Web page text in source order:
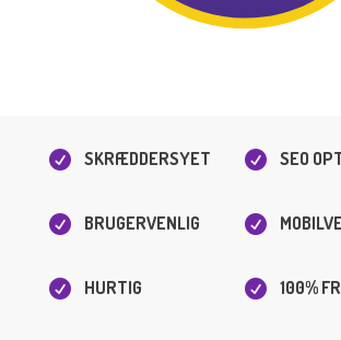
 SKRÆDDERSYET
 BRUGERVENLIG
 HURTIG
 SEO

 100%